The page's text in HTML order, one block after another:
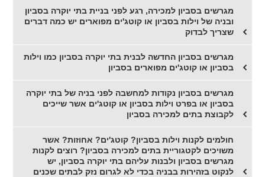
מגרשים בסביון למכירה, רגע לפני בניית בתי יוקרה בסביון
ובניה של וילות בסביון או קוטג'ים מפוארים יש כמה דברים
שצריך לבדוק
מגרשים בסביון החדשה לבנית בתי יוקרה בסביון כמו וילות
בסביון או קוטג'ים מפוארים בסביון
מגרשים בסביון נקודות למחשבה לפני בניה של בתי יוקרה
בסביון או בפרט וילות בסביון או קוטג'ים אשר שייכים
לקבוצת בתים למכירה בסביון
חולמים לקנות וילות בסביון? קוטג'ים? אחוזות? אשר
משויכים לקטגוריית בתים למכירה בסביון? רוצים לקנות
מגרשים בסביון ולבנות עליהם בתי יוקרה בסביון, יש
לנקוט בזהירות בבניה בכדי לא לגרום נזק לבתים שכנים